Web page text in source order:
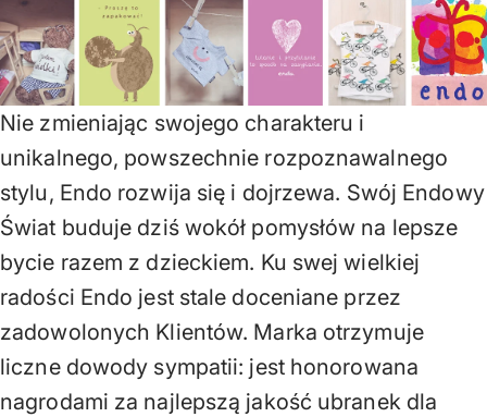
Nie zmieniając swojego charakteru i
unikalnego, powszechnie rozpoznawalnego
stylu, Endo rozwija się i dojrzewa. Swój Endowy
Świat buduje dziś wokół pomysłów na lepsze
bycie razem z dzieckiem. Ku swej wielkiej
radości Endo jest stale doceniane przez
zadowolonych Klientów. Marka otrzymuje
liczne dowody sympatii: jest honorowana
nagrodami za najlepszą jakość ubranek dla